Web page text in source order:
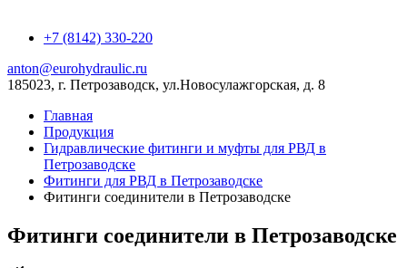
+7 (8142) 330-220
anton@eurohydraulic.ru
185023, г. Петрозаводск, ул.Новосулажгорская, д. 8
Главная
Продукция
Гидравлические фитинги и муфты для РВД в
Петрозаводске
Фитинги для РВД в Петрозаводске
Фитинги соединители в Петрозаводске
Фитинги соединители в Петрозаводске